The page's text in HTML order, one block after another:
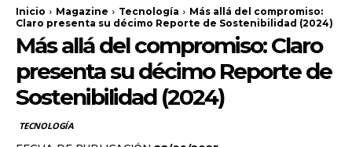
Inicio Magazine Tecnología
Más allá del compromiso:
Claro presenta su décimo Reporte de Sostenibilidad (2024)
Más allá del compromiso: Claro
presenta su décimo Reporte de
Sostenibilidad (2024)
TECNOLOGÍA